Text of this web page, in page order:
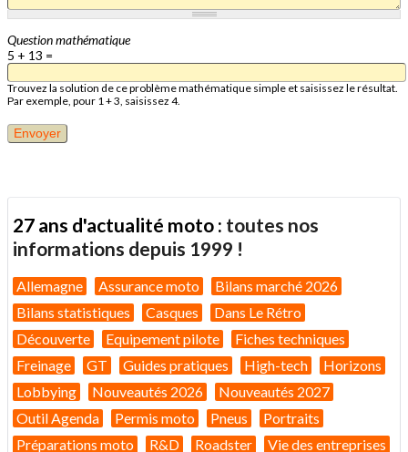
Question mathématique
5 + 13 =
Trouvez la solution de ce problème mathématique simple et saisissez le résultat.
Par exemple, pour 1 + 3, saisissez 4.
27 ans d'actualité moto : toutes nos
informations depuis 1999 !
Allemagne Assurance moto
Bilans marché 2026
Bilans statistiques
Casques
Dans Le Rétro
Découverte
Equipement pilote
Fiches techniques
Freinage
GT Guides pratiques High-tech
Horizons
Lobbying
Nouveautés 2026
Nouveautés 2027
Outil Agenda
Permis moto Pneus
Portraits
Préparations moto
R&D Roadster Vie des entreprises